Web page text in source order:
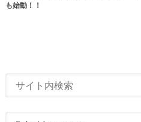
も始動！！